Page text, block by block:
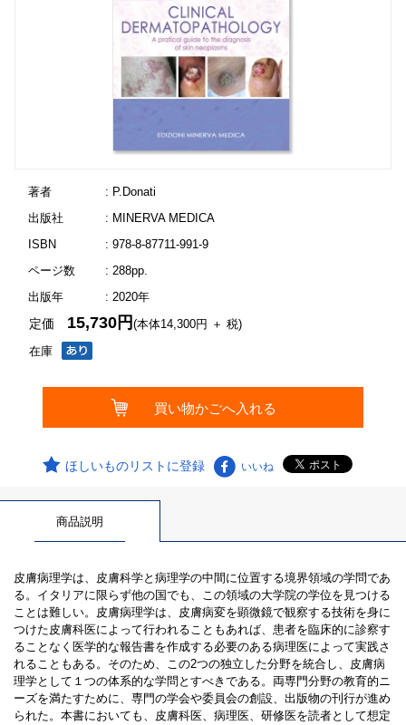
著者
: P.Donati
出版社
: MINERVA MEDICA
ISBN
: 978-8-87711-991-9
ページ数
: 288pp.
出版年
: 2020年
在庫
定価 15,730円(本体14,300円 ＋ 税)
ほしいものリストに登録 いいね
商品説明
皮膚病理学は、皮膚科学と病理学の中間に位置する境界領域の学問であ
る。イタリアに限らず他の国でも、この領域の大学院の学位を見つける
ことは難しい。皮膚病理学は、皮膚病変を顕微鏡で観察する技術を身に
つけた皮膚科医によって行われることもあれば、患者を臨床的に診察す
ることなく医学的な報告書を作成する必要のある病理医によって実践さ
れることもある。そのため、この2つの独立した分野を統合し、皮膚病
理学として１つの体系的な学問とすべきである。両専門分野の教育的ニ
ーズを満たすために、専門の学会や委員会の創設、出版物の刊行が進め
られた。本書においても、皮膚科医、病理医、研修医を読者として想定